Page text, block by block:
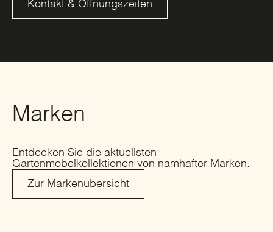
Kontakt & Öffnungszeiten
Marken
Entdecken Sie die aktuellsten
Gartenmöbelkollektionen von namhafter Marken.
Zur Markenübersicht